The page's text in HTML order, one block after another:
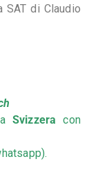
di Claudio
Svizzera con